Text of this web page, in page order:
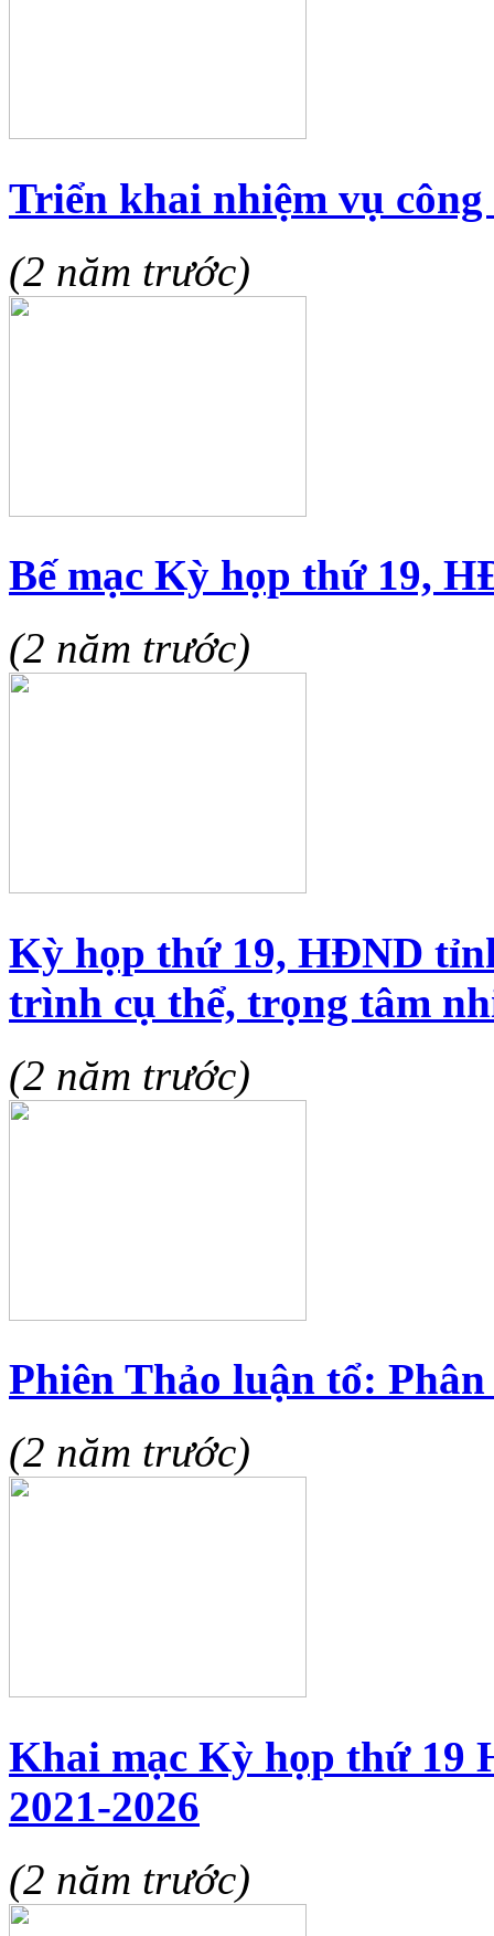
Triển khai nhiệm vụ
(2 năm trước)
Bế mạc Kỳ họp thứ 19,
(2 năm trước)
Kỳ họp thứ 19, HĐND
trình cụ thể, trọng tâm
(2 năm trước)
Phiên Thảo luận tổ:
(2 năm trước)
Khai mạc Kỳ họp thứ 19
2021-2026
(2 năm trước)